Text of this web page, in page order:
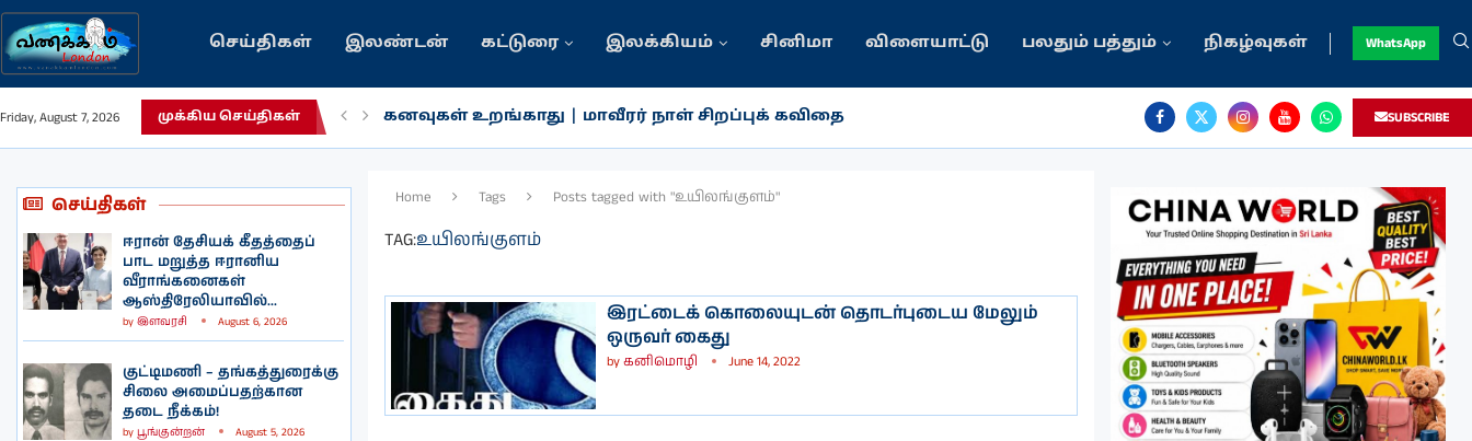
செய்திகள் இலண்டன் கட்டுரை இலக்கியம் சினிமா விளையாட்டு பலதும் பத்தும் நிகழ்வுகள் WhatsApp
Friday, August 7, 2026 முக்கிய செய்திகள் கனவுகள் உறங்காது | மாவீரர் நாள் சிறப்புக் கவிதை SUBSCRIBE
செய்திகள்
ஈரான் தேசியக் கீதத்தைப்
பாட மறுத்த ஈரானிய
வீராங்கனைகள்
ஆஸ்திரேலியாவில்...
by இளவரசி August 6, 2026
குட்டிமணி – தங்கத்துரைக்கு
சிலை அமைப்பதற்கான
தடை நீக்கம்!
by பூங்குன்றன் August 5, 2026
Home Tags Posts tagged with "உயிலங்குளம்"
TAG:உயிலங்குளம்
இரட்டைக் கொலையுடன் தொடர்புடைய மேலும்
ஒருவர் கைது
byகனிமொழி June 14, 2022